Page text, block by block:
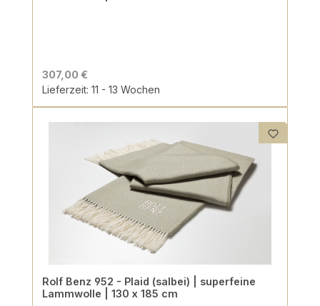
307,00 €
Lieferzeit: 11 - 13 Wochen
Rolf Benz 952 - Plaid (salbei) | superfeine
Lammwolle | 130 x 185 cm